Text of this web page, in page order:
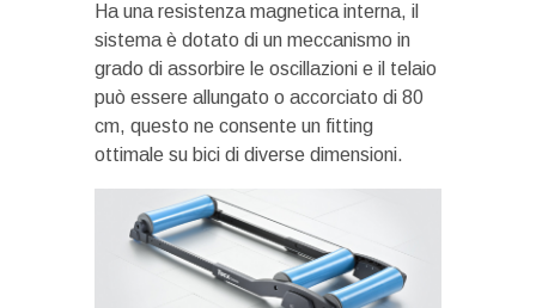
Ha una resistenza magnetica interna, il
sistema è dotato di un meccanismo in
grado di assorbire le oscillazioni e il telaio
può essere allungato o accorciato di 80
cm, questo ne consente un fitting
ottimale su bici di diverse dimensioni.